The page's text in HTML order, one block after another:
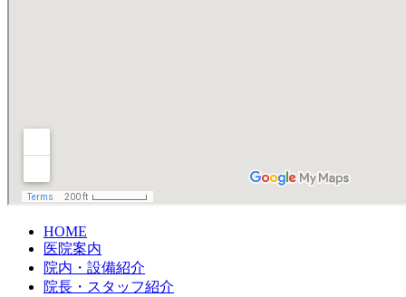
HOME
医院案内
院内・設備紹介
院長・スタッフ紹介